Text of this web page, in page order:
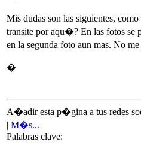
Mis dudas son las siguientes,
transite por aqu�? En las fotos se
en la segunda foto aun mas. No
�
A�adir esta p�gina a tus redes
| M�s...
Palabras clave: